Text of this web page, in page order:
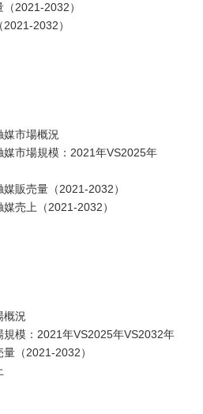
2021-2032）
2032）
市場概況
市場規模：2021年VS2025年
販売量（2021-2032）
売上（2021-2032）
概況
模：2021年VS2025年VS2032年
（2021-2032）